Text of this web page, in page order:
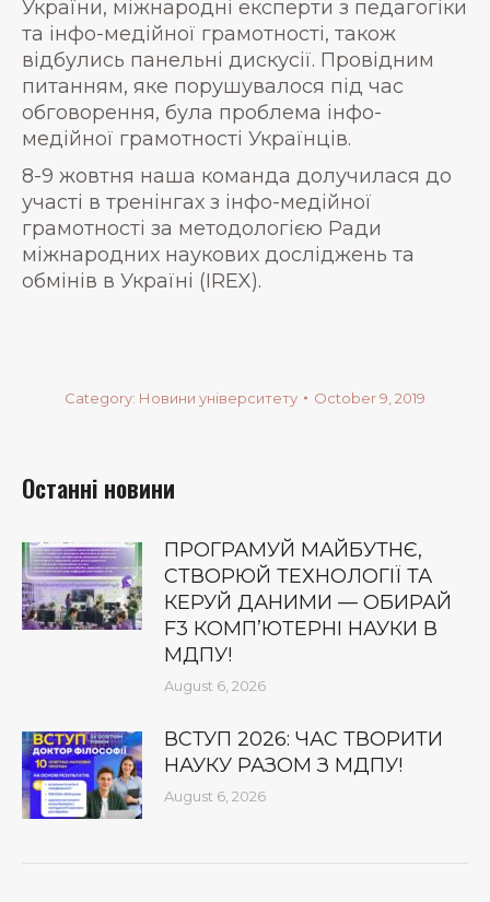
України, міжнародні експерти з педагогіки
та інфо-медійної грамотності, також
відбулись панельні дискусії. Провідним
питанням, яке порушувалося під час
обговорення, була проблема інфо-
медійної грамотності Українців.
8-9 жовтня наша команда долучилася до
участі в тренінгах з інфо-медійної
грамотності за методологією Ради
міжнародних наукових досліджень та
обмінів в Україні (IREX).
Category: Новини університету October 9, 2019
Останні новини
ПРОГРАМУЙ МАЙБУТНЄ,
СТВОРЮЙ ТЕХНОЛОГІЇ ТА
КЕРУЙ ДАНИМИ — ОБИРАЙ
F3 КОМП’ЮТЕРНІ НАУКИ В
МДПУ!
August 6, 2026
ВСТУП 2026: ЧАС ТВОРИТИ
НАУКУ РАЗОМ З МДПУ!
August 6, 2026